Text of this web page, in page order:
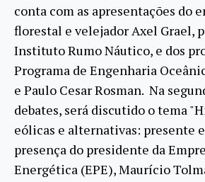
conta com as apresentações do
florestal e velejador Axel Grael,
Instituto Rumo Náutico, e dos
Programa de Engenharia
e Paulo Cesar Rosman. Na
debates, será discutido o tema
eólicas e alternativas: presente
presença do presidente da
Energética (EPE), Maurício